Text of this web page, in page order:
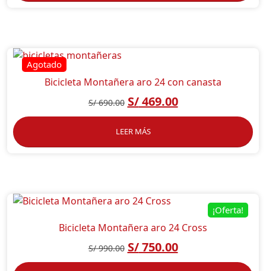
Bicicleta Montañera aro 24 con canasta
S/690.00 S/469.00
LEER MÁS
¡Oferta!
Bicicleta Montañera aro 24 Cross
S/990.00 S/750.00